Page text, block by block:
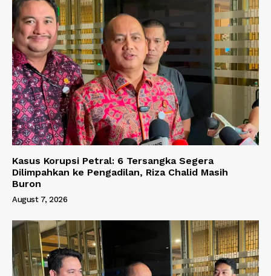
Kasus Korupsi Petral: 6 Tersangka Segera
Dilimpahkan ke Pengadilan, Riza Chalid Masih
Buron
August 7, 2026